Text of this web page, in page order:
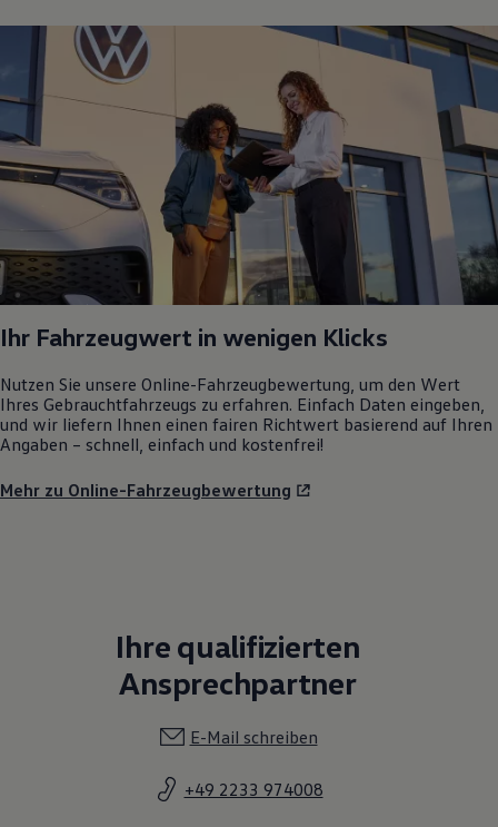
Ihr Fahrzeugwert in wenigen Klicks
Nutzen Sie unsere Online-Fahrzeugbewertung, um den Wert
Ihres Gebrauchtfahrzeugs zu erfahren. Einfach Daten eingeben,
und wir liefern Ihnen einen fairen Richtwert basierend auf Ihren
Angaben – schnell, einfach und kostenfrei!
Mehr zu Online-Fahrzeugbewertung
Ihre qualifizierten
Ansprechpartner
E-Mail schreiben
+49 2233 974008